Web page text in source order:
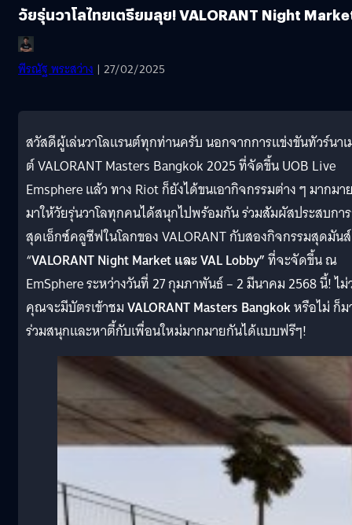
วัยรุ่นวาโลไทยเตรียมลุย! VALORANT Night
พีรณัฐ พระสว่าง | 27/02/2025
สวัสดีผู้เล่นวาโลแรนต์ทุกท่านครับ นอกจากการแข่งขันทัวร์นา
ต์ VALORANT Masters Bangkok 2025 ที่จัดขึ้น UOB Live
Emsphere แล้ว ทาง Riot ก็ยังได้ขนเอากิจกรรมต่าง ๆ มากมา
มาให้วัยรุ่นวาโลทุกคนได้สนุกไปพร้อมกัน ร่วมสัมผัสประสบก
สุดเอ็กซ์คลูซีฟในโลกของ VALORANT กับสองกิจกรรมสุดมันส์
“VALORANT Night Market และ VAL Lobby”ที่จะจัดขึ้น ณ
EmSphere ระหว่างวันที่ 27 กุมภาพันธ์ – 2 มีนาคม 2568 นี้! ไม่
คุณจะมีบัตรเข้าชมVALORANT Masters Bangkokหรือไม่ ก็ม
ร่วมสนุกและหาตี้กับเพื่อนใหม่มากมายกันได้แบบฟรีๆ!